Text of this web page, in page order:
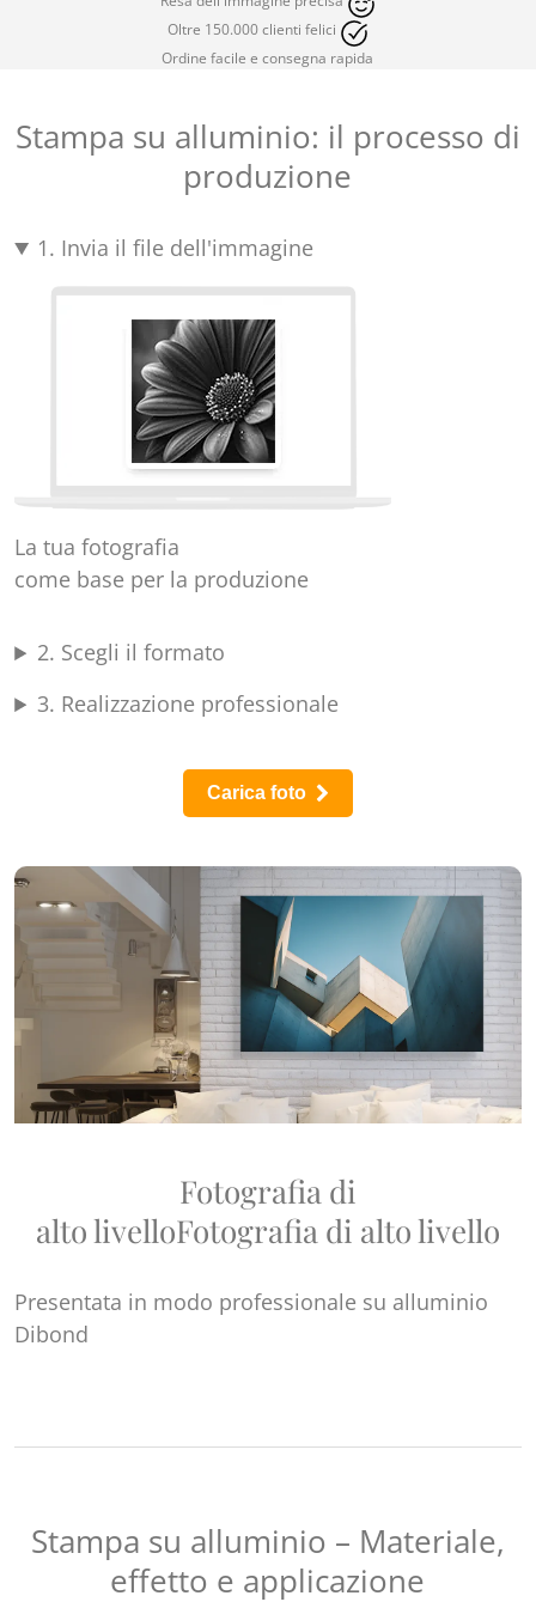
Oltre 150.000 clienti felici
Ordine facile e consegna rapida
Stampa su alluminio: il processo di
produzione
Carica foto
Fotografia di
alto livelloFotografia di alto livello
Presentata in modo professionale su alluminio
Dibond
Stampa su alluminio – Materiale,
effetto e applicazione